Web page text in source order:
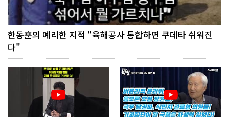
한동훈의 예리한 지적 "육해공사 통합하면 쿠데타 쉬워진
다"